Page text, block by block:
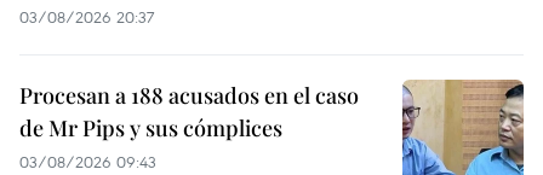
03/08/2026 20:37
Procesan a 188 acusados en el caso
de Mr Pips y sus cómplices
03/08/2026 09:43